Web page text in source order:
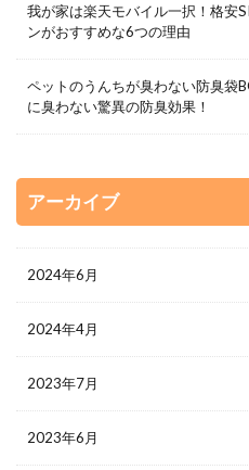
我が家は楽天モバイル一択！格安
ンがおすすめな6つの理由
ペットのうんちが臭わない防臭袋
に臭わない驚異の防臭効果！
アーカイブ
2024年6月
2024年4月
2023年7月
2023年6月